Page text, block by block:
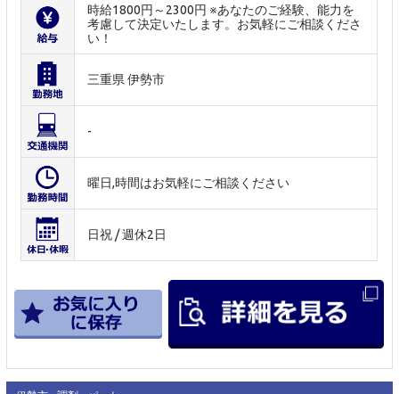
時給1800円～2300円 ※あなたのご経験、能力を
考慮して決定いたします。お気軽にご相談くださ
い！
三重県 伊勢市
-
曜日,時間はお気軽にご相談ください
日祝 / 週休2日